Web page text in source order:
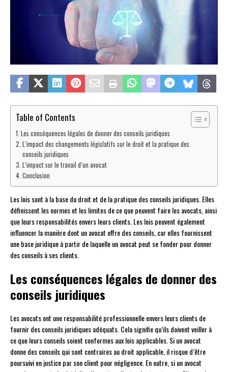
Table of Contents
Les conséquences légales de donner des conseils juridiques
L’impact des changements législatifs sur le droit et la pratique des
conseils juridiques
L’impact sur le travail d’un avocat
Conclusion
Les lois sont à la base du droit et de la pratique des conseils juridiques. Elles
définissent les normes et les limites de ce que peuvent faire les avocats, ainsi
que leurs responsabilités envers leurs clients. Les lois peuvent également
influencer la manière dont un avocat offre des conseils, car elles fournissent
une base juridique à partir de laquelle un avocat peut se fonder pour donner
des conseils à ses clients.
Les conséquences légales de donner des
conseils juridiques
Les avocats ont une responsabilité professionnelle envers leurs clients de
fournir des conseils juridiques adéquats. Cela signifie qu’ils doivent veiller à
ce que leurs conseils soient conformes aux lois applicables. Si un avocat
donne des conseils qui sont contraires au droit applicable, il risque d’être
poursuivi en justice par son client pour négligence. En outre, si un avocat